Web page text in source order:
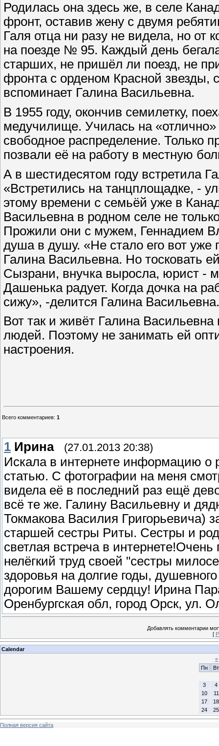
Родилась она здесь же, в селе
фронт, оставив жену с двумя
Галя отца ни разу не видела, но от
на поезде № 95. Каждый день
старших, не пришёл ли поезд, не
фронта с орденом Красной
вспоминает Галина Васильевна.
В 1955 году, окончив семилетку,
медучилище. Училась на
свободное распределение. Только
позвали её на работу в местную
А в шестидесятом году встретила
«Встретились на танцплощадке, -
этому времени с семьёй уже в
Васильевна в родном селе не
Прожили они с мужем, Геннадием
душа в душу. «Не стало его вот уже
Галина Васильевна. Но тосковать
Сызрани, внучка выросла, юрист -
Дашенька радует. Когда дочка на
сижу», -делится Галина Васильевна.
Вот так и живёт Галина
людей. Поэтому не занимать ей
настроения.
Всего комментариев: 1
1 Ирина (27.01.2013 20:38)
Искала в интернете информацию о
статью. С фотографии на меня
видела её в последний раз ещё
всё те же. Галину Васильевну и
Токмакова Василия
старшей сестры Риты. Сестры и
светлая встреча в
нелёгкий труд своей "сестры
здоровья на долгие годы,
дорогим Вашему сердцу! Ирина
Оренбургская обл, город Орск, ул.
Добавлять комментарии
[
Calendar
«
Пн
Вт
3
4
10
11
17
18
24
25
Полная версия сайта